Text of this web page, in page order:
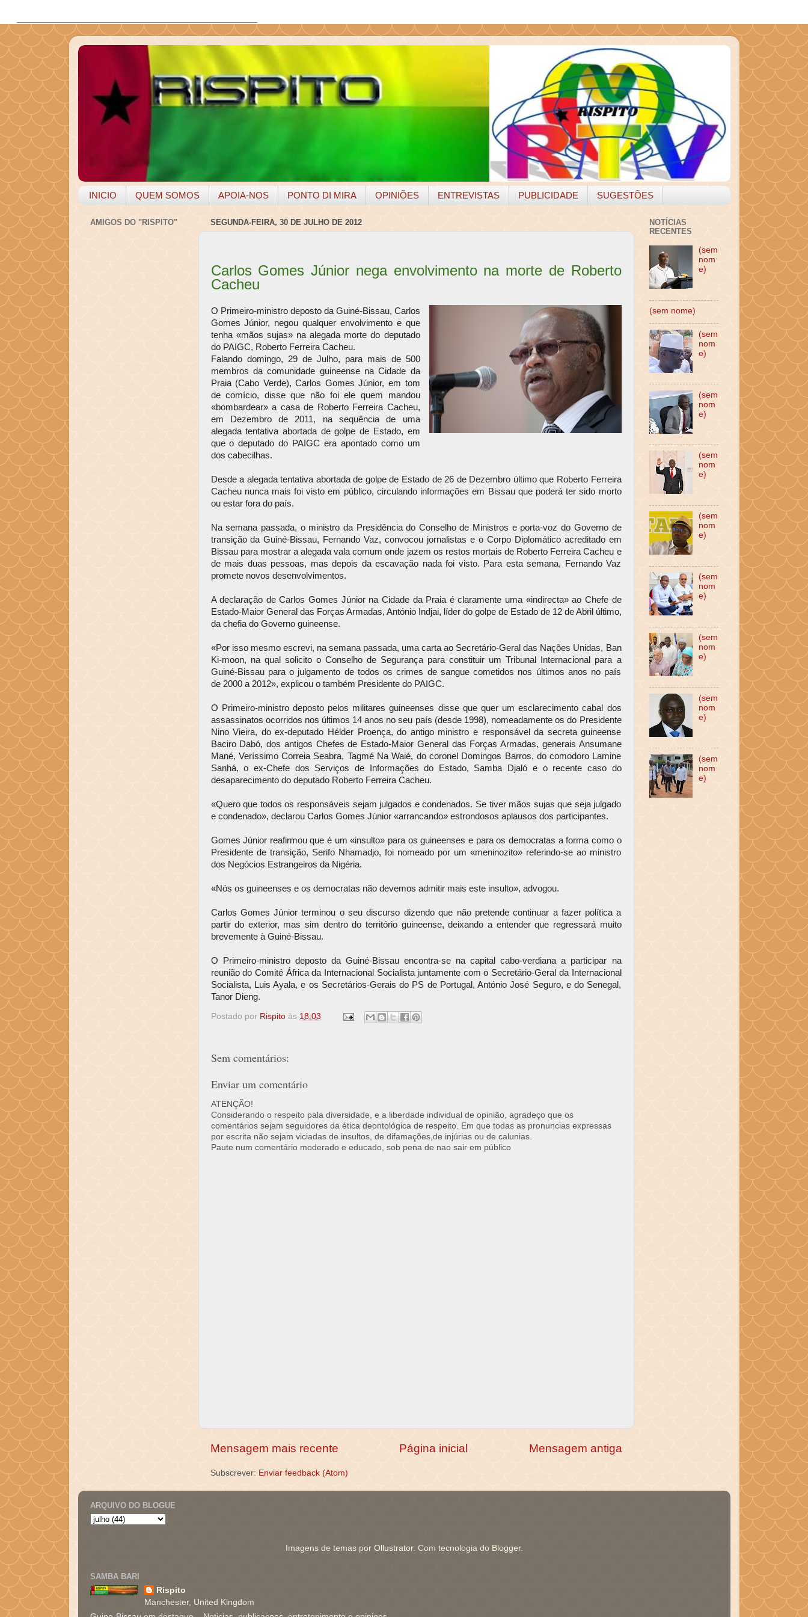
INICIO QUEM SOMOS APOIA-NOS PONTO DI MIRA OPINIÕES ENTREVISTAS PUBLICIDADE SUGESTÕES
SEGUNDA-FEIRA, 30 DE JULHO DE 2012
Carlos Gomes Júnior nega envolvimento na morte de Roberto
Cacheu
O Primeiro-ministro deposto da Guiné-Bissau, Carlos
Gomes Júnior, negou qualquer envolvimento e que
tenha «mãos sujas» na alegada morte do deputado
do PAIGC, Roberto Ferreira Cacheu.
Falando domingo, 29 de Julho, para mais de 500
membros da comunidade guineense na Cidade da
Praia (Cabo Verde), Carlos Gomes Júnior, em tom
de comício, disse que não foi ele quem mandou
«bombardear» a casa de Roberto Ferreira Cacheu,
em Dezembro de 2011, na sequência de uma
alegada tentativa abortada de golpe de Estado, em
que o deputado do PAIGC era apontado como um
dos cabecilhas.
Desde a alegada tentativa abortada de golpe de Estado de 26 de Dezembro último que Roberto Ferreira
Cacheu nunca mais foi visto em público, circulando informações em Bissau que poderá ter sido morto
ou estar fora do país.
Na semana passada, o ministro da Presidência do Conselho de Ministros e porta-voz do Governo de
transição da Guiné-Bissau, Fernando Vaz, convocou jornalistas e o Corpo Diplomático acreditado em
Bissau para mostrar a alegada vala comum onde jazem os restos mortais de Roberto Ferreira Cacheu e
de mais duas pessoas, mas depois da escavação nada foi visto. Para esta semana, Fernando Vaz
promete novos desenvolvimentos.
A declaração de Carlos Gomes Júnior na Cidade da Praia é claramente uma «indirecta» ao Chefe de
Estado-Maior General das Forças Armadas, António Indjai, líder do golpe de Estado de 12 de Abril último,
da chefia do Governo guineense.
«Por isso mesmo escrevi, na semana passada, uma carta ao Secretário-Geral das Nações Unidas, Ban
Ki-moon, na qual solicito o Conselho de Segurança para constituir um Tribunal Internacional para a
Guiné-Bissau para o julgamento de todos os crimes de sangue cometidos nos últimos anos no país
de 2000 a 2012», explicou o também Presidente do PAIGC.
O Primeiro-ministro deposto pelos militares guineenses disse que quer um esclarecimento cabal dos
assassinatos ocorridos nos últimos 14 anos no seu país (desde 1998), nomeadamente os do Presidente
Nino Vieira, do ex-deputado Hélder Proença, do antigo ministro e responsável da secreta guineense
Baciro Dabó, dos antigos Chefes de Estado-Maior General das Forças Armadas, generais Ansumane
Mané, Veríssimo Correia Seabra, Tagmé Na Waié, do coronel Domingos Barros, do comodoro Lamine
Sanhá, o ex-Chefe dos Serviços de Informações do Estado, Samba Djaló e o recente caso do
desaparecimento do deputado Roberto Ferreira Cacheu.
«Quero que todos os responsáveis sejam julgados e condenados. Se tiver mãos sujas que seja julgado
e condenado», declarou Carlos Gomes Júnior «arrancando» estrondosos aplausos dos participantes.
Gomes Júnior reafirmou que é um «insulto» para os guineenses e para os democratas a forma como o
Presidente de transição, Serifo Nhamadjo, foi nomeado por um «meninozito» referindo-se ao ministro
dos Negócios Estrangeiros da Nigéria.
«Nós os guineenses e os democratas não devemos admitir mais este insulto», advogou.
Carlos Gomes Júnior terminou o seu discurso dizendo que não pretende continuar a fazer política a
partir do exterior, mas sim dentro do território guineense, deixando a entender que regressará muito
brevemente à Guiné-Bissau.
O Primeiro-ministro deposto da Guiné-Bissau encontra-se na capital cabo-verdiana a participar na
reunião do Comité África da Internacional Socialista juntamente com o Secretário-Geral da Internacional
Socialista, Luis Ayala, e os Secretários-Gerais do PS de Portugal, António José Seguro, e do Senegal,
Tanor Dieng.
Postado por Rispito às 18:03
Sem comentários:
Enviar um comentário
ATENÇÃO!
Considerando o respeito pala diversidade, e a liberdade individual de opinião, agradeço que os
comentários sejam seguidores da ética deontológica de respeito. Em que todas as pronuncias expressas
por escrita não sejam viciadas de insultos, de difamações,de injúrias ou de calunias.
Paute num comentário moderado e educado, sob pena de nao sair em público
Mensagem mais recente Mensagem antiga
Página inicial
Subscrever: Enviar feedback (Atom)
AMIGOS DO "RISPITO"
NOTÍCIAS
RECENTES
(sem
nom
e)
(sem nome)
(sem
nom
e)
(sem
nom
e)
(sem
nom
e)
(sem
nom
e)
(sem
nom
e)
(sem
nom
e)
(sem
nom
e)
(sem
nom
e)
ARQUIVO DO BLOGUE
Imagens de temas por Ollustrator. Com tecnologia do Blogger.
SAMBA BARI
Rispito
Manchester, United Kingdom